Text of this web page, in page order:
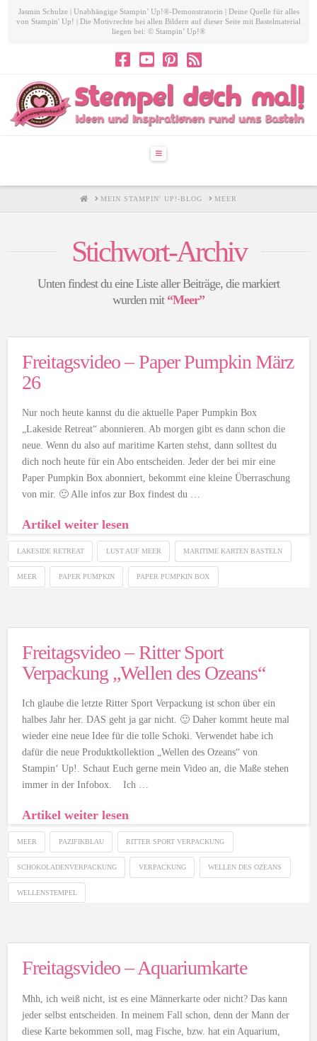
Jasmin Schulze | Unabhängige Stampin’ Up!®-Demonstratorin | Deine Quelle für alles
von Stampin' Up! | Die Motivrechte bei allen Bildern auf dieser Seite mit Bastelmaterial
liegen bei: © Stampin’ Up!®
Navigation
HOMEMEIN STAMPIN' UP!-BLOG MEER
Stichwort-Archiv
Unten findest du eine Liste aller Beiträge, die markiert
wurden mit “Meer”
Freitagsvideo – Paper Pumpkin März
26
Nur noch heute kannst du die aktuelle Paper Pumpkin Box
„Lakeside Retreat“ abonnieren. Ab morgen gibt es dann schon die
neue. Wenn du also auf maritime Karten stehst, dann solltest du
dich noch heute für ein Abo entscheiden. Jeder der bei mir eine
Paper Pumpkin Box abonniert, bekommt eine kleine Überraschung
von mir. 🙂 Alle infos zur Box findest du …
Artikel weiter lesen
LAKESIDE RETREAT LUST AUF MEER MARITIME KARTEN BASTELN
MEER PAPER PUMPKIN PAPER PUMPKIN BOX
Freitagsvideo – Ritter Sport
Verpackung „Wellen des Ozeans“
Ich glaube die letzte Ritter Sport Verpackung ist schon über ein
halbes Jahr her. DAS geht ja gar nicht. 🙂 Daher kommt heute mal
wieder eine neue Idee für die tolle Schoki. Verwendet habe ich
dafür die neue Produktkollektion „Wellen des Ozeans“ von
Stampin‘ Up!. Schaut Euch gerne mein Video an, die Maße stehen
immer in der Infobox. Ich …
Artikel weiter lesen
MEER PAZIFIKBLAU RITTER SPORT VERPACKUNG
SCHOKOLADENVERPACKUNG VERPACKUNG WELLEN DES OZEANS
WELLENSTEMPEL
Freitagsvideo – Aquariumkarte
Mhh, ich weiß nicht, ist es eine Männerkarte oder nicht? Das kann
jeder selbst entscheiden. In meinem Fall schon, denn der Mann der
diese Karte bekommen soll, mag Fische, bzw. hat ein Aquarium,